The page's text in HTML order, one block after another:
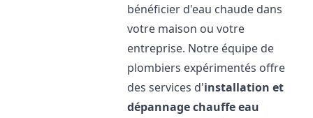
bénéficier d'eau chaude dans
votre maison ou votre
entreprise. Notre équipe de
plombiers expérimentés offre
des services d'installation et
dépannage chauffe eau